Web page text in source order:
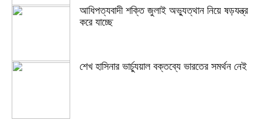
আধিপত্যবাদী শক্তি জুলাই অভ্যুত্থান নিয়ে ষড়যন্ত্র
করে যাচ্ছে
শেখ হাসিনার ভার্চ্যুয়াল বক্তব্যে ভারতের সমর্থন নেই